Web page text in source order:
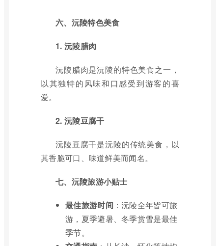
六、沅陵特色美食
1. 沅陵腊肉
沅陵腊肉是沅陵的特色美食之一，
以其独特的风味和口感受到游客的喜
爱。
2. 沅陵豆腐干
沅陵豆腐干是沅陵的传统美食，以
其香脆可口、味道鲜美而闻名。
七、沅陵旅游小贴士
最佳旅游时间 ：沅陵全年皆可旅
游，夏季避暑、冬季赏雪是最佳
季节。